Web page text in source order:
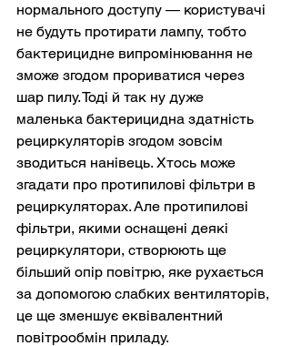
нормального доступу — користувачі
не будуть протирати лампу, тобто
бактерицидне випромінювання не
зможе згодом прориватися через
шар пилу. Тоді й так ну дуже
маленька бактерицидна здатність
рециркуляторів згодом зовсім
зводиться нанівець. Хтось може
згадати про протипилові фільтри в
рециркуляторах. Але протипилові
фільтри, якими оснащені деякі
рециркулятори, створюють ще
більший опір повітрю, яке рухається
за допомогою слабких вентиляторів,
це ще зменшує еквівалентний
повітрообмін приладу.